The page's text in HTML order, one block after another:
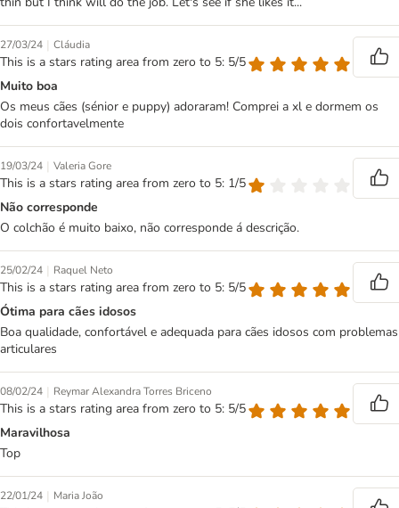
27/03/24 | Cláudia
This is a stars rating area from zero to 5: 5/5
Muito boa
Os meus cães (sénior e puppy) adoraram! Comprei a xl e dormem os
dois confortavelmente
19/03/24 | Valeria Gore
This is a stars rating area from zero to 5: 1/5
Não corresponde
O colchão é muito baixo, não corresponde á descrição.
25/02/24 | Raquel Neto
This is a stars rating area from zero to 5: 5/5
Ótima para cães idosos
Boa qualidade, confortável e adequada para cães idosos com problemas
articulares
08/02/24 | Reymar Alexandra Torres Briceno
This is a stars rating area from zero to 5: 5/5
Maravilhosa
Top
22/01/24 | Maria João